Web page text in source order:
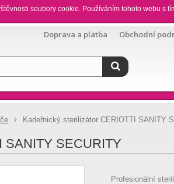
soubory cookie. Používáním tohoto webu s
Doprava a platba Obchodní
Kadeřnický sterilizátor CERIOTTI SANITY
SANITY SECURITY
Profesionální